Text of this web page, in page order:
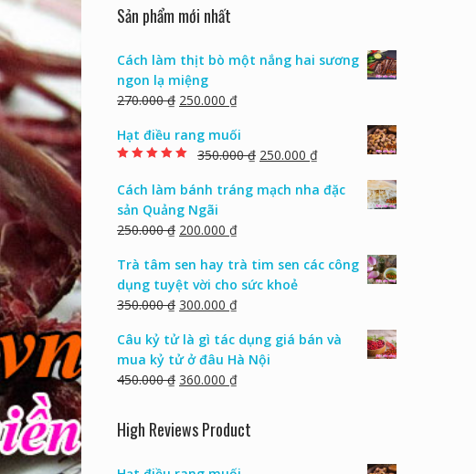
Sản phẩm mới nhất
Cách làm thịt bò một nắng hai sương
ngon lạ miệng
270.000₫ 250.000 ₫
Hạt điều rang muối
350.000₫ 250.000 ₫
Cách làm bánh tráng mạch nha đặc
sản Quảng Ngãi
250.000₫ 200.000 ₫
Trà tâm sen hay trà tim sen các công
dụng tuyệt vời cho sức khoẻ
350.000₫ 300.000 ₫
Câu kỷ tử là gì tác dụng giá bán và
mua kỷ tử ở đâu Hà Nội
450.000₫ 360.000 ₫
High Reviews Product